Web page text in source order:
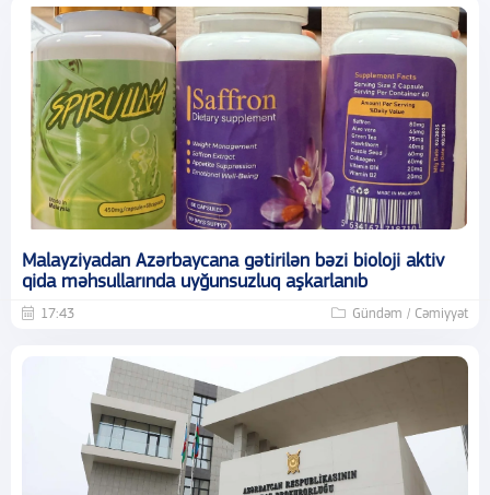
Malayziyadan Azərbaycana gətirilən bəzi bioloji aktiv
qida məhsullarında uyğunsuzluq aşkarlanıb
17:43 Gündəm / Cəmiyyət